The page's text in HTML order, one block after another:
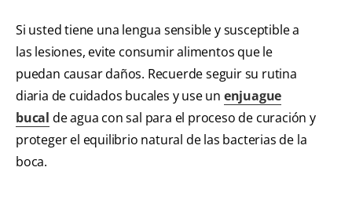
Si usted tiene una lengua sensible y susceptible a
las lesiones, evite consumir alimentos que le
puedan causar daños. Recuerde seguir su rutina
diaria de cuidados bucales y use un enjuague
bucal de agua con sal para el proceso de curación y
proteger el equilibrio natural de las bacterias de la
boca.